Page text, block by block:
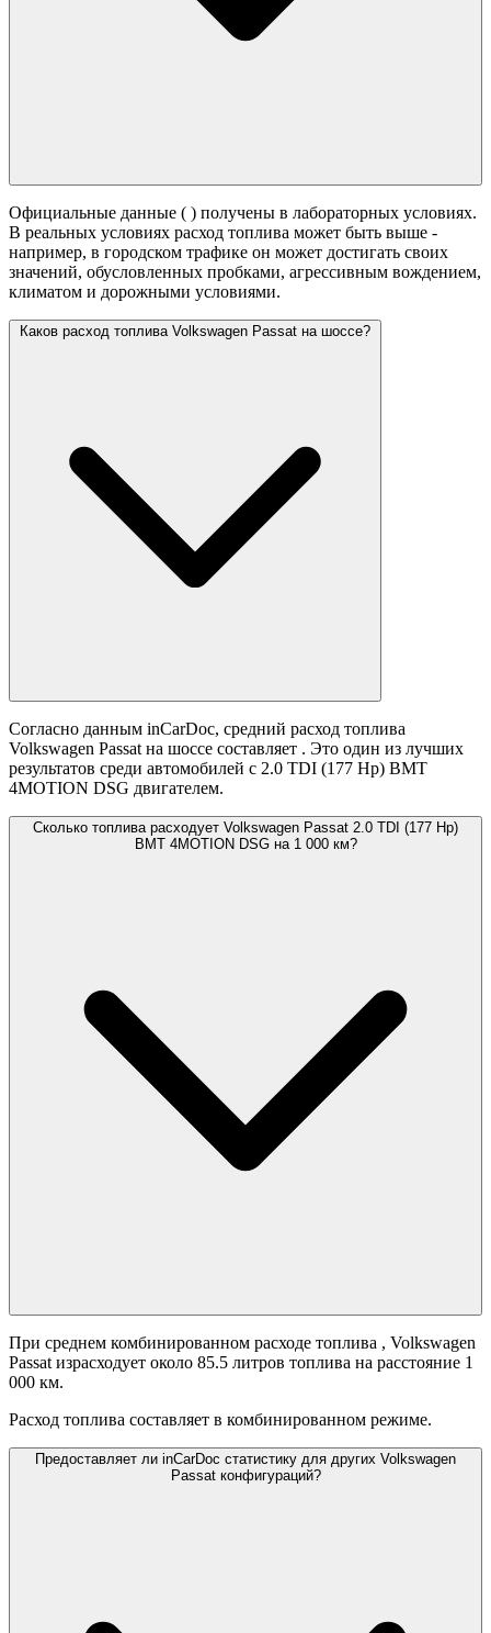
Официальные данные ( ) получены в лабораторных условиях.
В реальных условиях расход топлива может быть выше -
например, в городском трафике он может достигать своих
значений, обусловленных пробками, агрессивным вождением,
климатом и дорожными условиями.
Каков расход топлива Volkswagen Passat на шоссе?
Согласно данным inCarDoc, средний расход топлива
Volkswagen Passat на шоссе составляет . Это один из лучших
результатов среди автомобилей с 2.0 TDI (177 Hp) BMT
4MOTION DSG двигателем.
Сколько топлива расходует Volkswagen Passat 2.0 TDI (177 Hp)
BMT 4MOTION DSG на 1 000 км?
При среднем комбинированном расходе топлива , Volkswagen
Passat израсходует около 85.5 литров топлива на расстояние 1
000 км.
Расход топлива составляет в комбинированном режиме.
Предоставляет ли inCarDoc статистику для других Volkswagen
Passat конфигураций?